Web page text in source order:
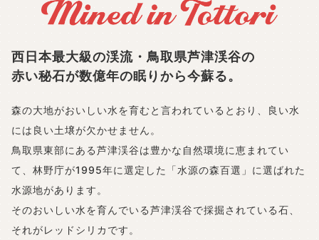
西日本最大級の渓流・鳥取県芦津渓谷の
赤い秘石が数億年の眠りから今蘇る。
森の大地がおいしい水を育むと言われているとおり、
良い水
には良い土壌が欠かせません。
鳥取県東部にある芦津渓谷は豊かな自然環境に恵まれてい
て、 林野庁が1995年に選定した「水源の森百選」に選ばれた
水源地があります。
そのおいしい水を育んでいる芦津渓谷で採掘されている石、
それがレッドシリカです。